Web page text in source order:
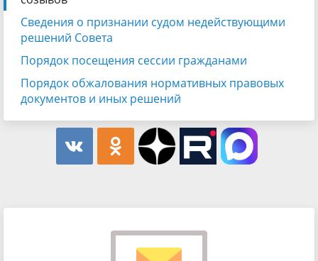
Сведения о признании судом недействующими
решений Совета
Порядок посещения сессии гражданами
Порядок обжалования нормативных правовых
документов и иных решений